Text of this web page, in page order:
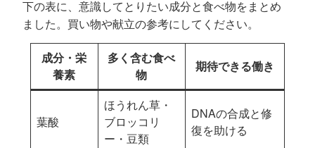
下の表に、意識してとりたい成分と食べ物をまとめ
ました。買い物や献立の参考にしてください。
成分・栄
養素
多く含む食べ
物
期待できる働き
葉酸
ほうれん草・
ブロッコリ
ー・豆類
DNAの合成と修
復を助ける